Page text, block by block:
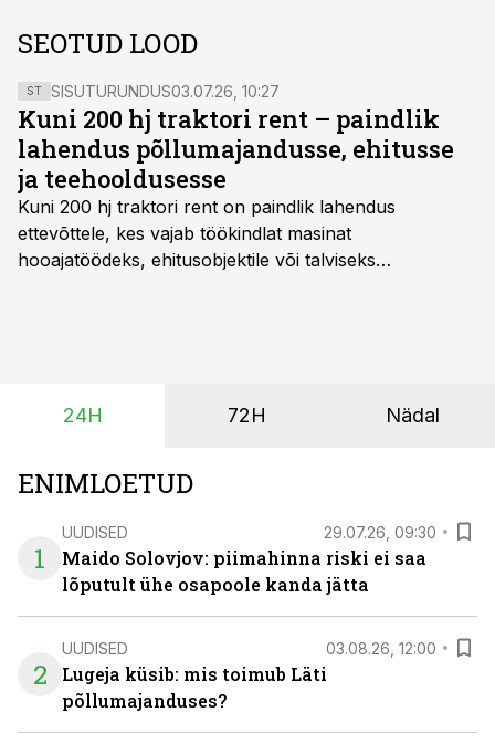
SEOTUD LOOD
ST SISUTURUNDUS03.07.26, 10:27
Kuni 200 hj traktori rent – paindlik
lahendus põllumajandusse, ehitusse
ja teehooldusesse
Kuni 200 hj traktori rent on paindlik lahendus
ettevõttele, kes vajab töökindlat masinat
hooajatöödeks, ehitusobjektile või talviseks
on suurim ning iga töötund on oluline.
24H 72H Nädal
ENIMLOETUD
1
UUDISED 29.07.26, 09:30
Maido Solovjov: piimahinna riski ei saa
lõputult ühe osapoole kanda jätta
2
UUDISED 03.08.26, 12:00
Lugeja küsib: mis toimub Läti
põllumajanduses?